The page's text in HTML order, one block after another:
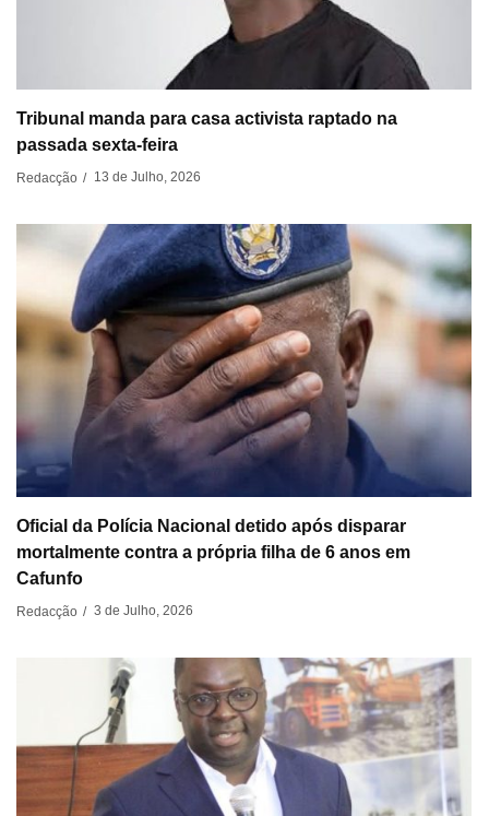
Tribunal manda para casa activista raptado na
passada sexta-feira
Redacção / 13 de Julho, 2026
Oficial da Polícia Nacional detido após disparar
mortalmente contra a própria filha de 6 anos em
Cafunfo
Redacção / 3 de Julho, 2026